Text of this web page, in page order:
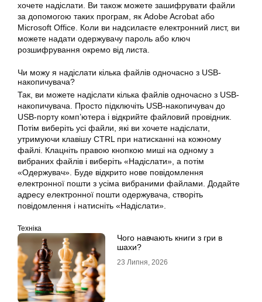
хочете надіслати. Ви також можете зашифрувати файли
за допомогою таких програм, як Adobe Acrobat або
Microsoft Office. Коли ви надсилаєте електронний лист, ви
можете надати одержувачу пароль або ключ
розшифрування окремо від листа.
Чи можу я надіслати кілька файлів одночасно з USB-
накопичувача?
Так, ви можете надіслати кілька файлів одночасно з USB-
накопичувача. Просто підключіть USB-накопичувач до
USB-порту комп’ютера і відкрийте файловий провідник.
Потім виберіть усі файли, які ви хочете надіслати,
утримуючи клавішу CTRL при натисканні на кожному
файлі. Клацніть правою кнопкою миші на одному з
вибраних файлів і виберіть «Надіслати», а потім
«Одержувач». Буде відкрито нове повідомлення
електронної пошти з усіма вибраними файлами. Додайте
адресу електронної пошти одержувача, створіть
повідомлення і натисніть «Надіслати».
Техніка
Чого навчають книги з гри в
шахи?
23 Липня, 2026